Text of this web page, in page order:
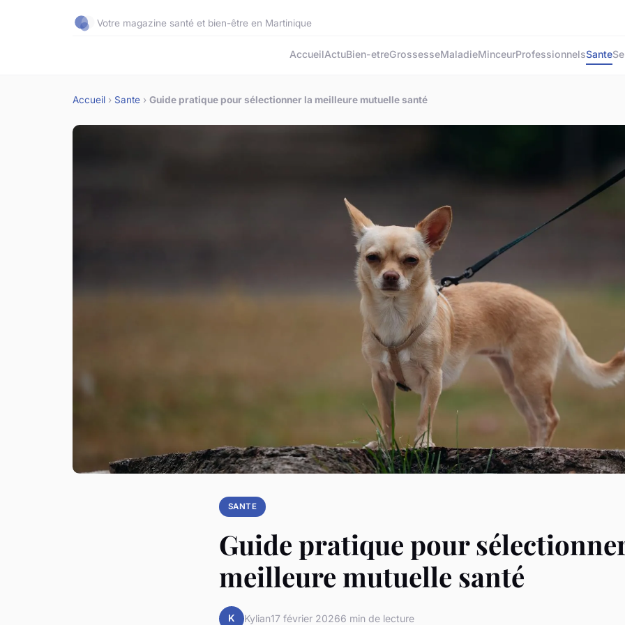
Votre magazine santé et bien-être en Martinique
AccueilActuBien-etreGrossesseMaladieMinceurProfessionnelsSante
Accueil › Sante › Guide pratique pour sélectionner la meilleure mutuelle santé
SANTE
Guide pratique pour
meilleure mutuelle santé
K Kylian17 février 20266 min de lecture